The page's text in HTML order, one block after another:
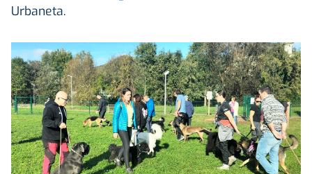
Urbaneta.